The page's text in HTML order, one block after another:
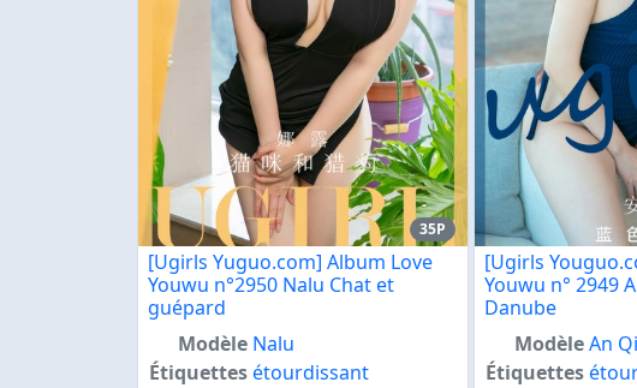
35P
[Ugirls Yuguo.com] Album Love
Youwu n°2950 Nalu Chat et
guépard
Modèle Nalu
Étiquettesétourdissant
[Ugirls
Youwu n° 2949
Danube
ModèleAn
Étiquettes